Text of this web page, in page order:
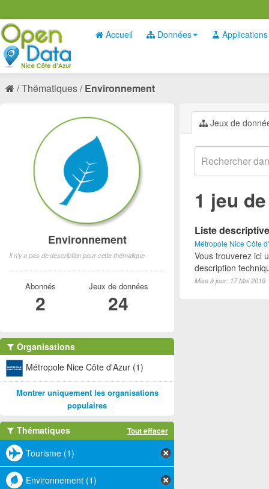
Accueil Données Applications
Thématiques Environnement
Jeux de
1 jeu
Liste
Métropole Nice Côte
Vous trouverez ici
description
Mise à jour: 17 Mai 2019
Environnement
Il n'y a pas de description pour cette thématique
Abonnés
2
Jeux de données
24
Organisations
Métropole Nice Côte d'Azur (1)
Montrer uniquement les organisations
populaires
Thématiques Tout effacer
Tourisme (1)
Environnement (1)